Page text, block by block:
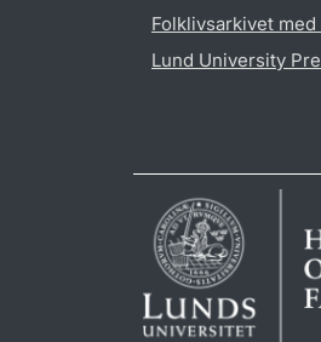
Folklivsarkivet
Lund University